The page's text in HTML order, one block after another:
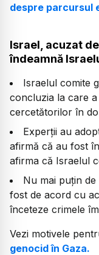
despre parcursul
Israel, acuzat
îndeamnă
Israelul comite
concluzia la care
cercetătorilor în
Experții au
afirmă că au fost
afirma că Israelul
Nu mai puțin
fost de acord cu
înceteze crimele
Vezi motivele
genocid în Gaza.